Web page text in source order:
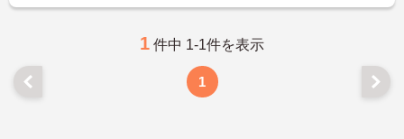
1 件中 1-1件を表示
1